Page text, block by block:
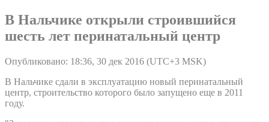
В Нальчике открыли строившийся
шесть лет перинатальный центр
Опубликовано: 18:36, 30 дек 2016 (UTC+3 MSK)
В Нальчике сдали в эксплуатацию новый перинатальный
центр, строительство которого было запущено еще в 2011
году.